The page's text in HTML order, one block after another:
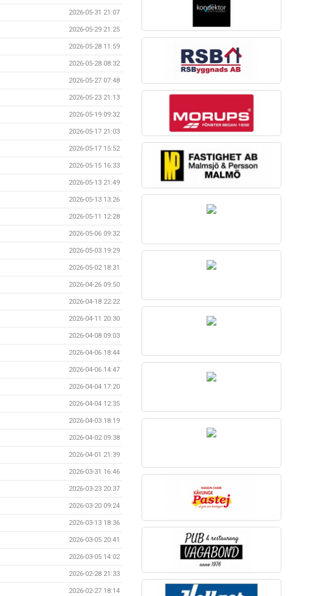
2026-05-31 21:07
2026-05-29 21:25
2026-05-28 11:59
2026-05-28 08:32
2026-05-27 07:48
2026-05-23 21:13
2026-05-19 09:32
2026-05-17 21:03
2026-05-17 15:52
2026-05-15 16:33
2026-05-13 21:49
2026-05-13 13:26
2026-05-11 12:28
2026-05-06 09:32
2026-05-03 19:29
2026-05-02 18:31
2026-04-26 09:50
2026-04-18 22:22
2026-04-11 20:30
2026-04-08 09:03
2026-04-06 18:44
2026-04-06 14:47
2026-04-04 17:20
2026-04-04 12:35
2026-04-03 18:19
2026-04-02 09:38
2026-04-01 21:39
2026-03-31 16:46
2026-03-23 20:37
2026-03-20 09:24
2026-03-13 18:36
2026-03-05 20:41
2026-03-05 14:02
2026-02-28 21:33
2026-02-27 18:14